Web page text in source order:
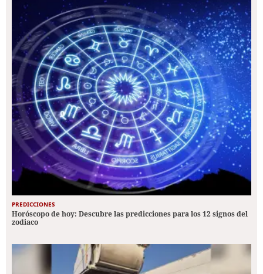
PREDICCIONES
Horóscopo de hoy: Descubre las predicciones para los 12 signos del
zodiaco